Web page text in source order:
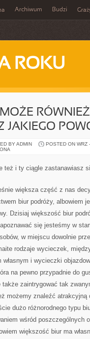
Archiwum Budzi
ROKU
JAKIEGO
BY ADMIN POSTED ON WRZ
też i ty ciągle zastanawiasz
większa część z nas
biur podróży, albowiem
Dzisiaj większość biur
się jesteśmy w
w miejscu dowolnie
rodzaje wycieczek,
własnym i wycieczki
na pewno przypadnie do
także zaintrygować tak
możemy znaleźć atrakcyjną
dużo różnorodnego typu
wśród poszczególnych
większość biur ma